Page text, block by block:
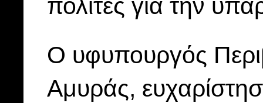
πολίτες για την
Ο υφυπουργός
Αμυράς,